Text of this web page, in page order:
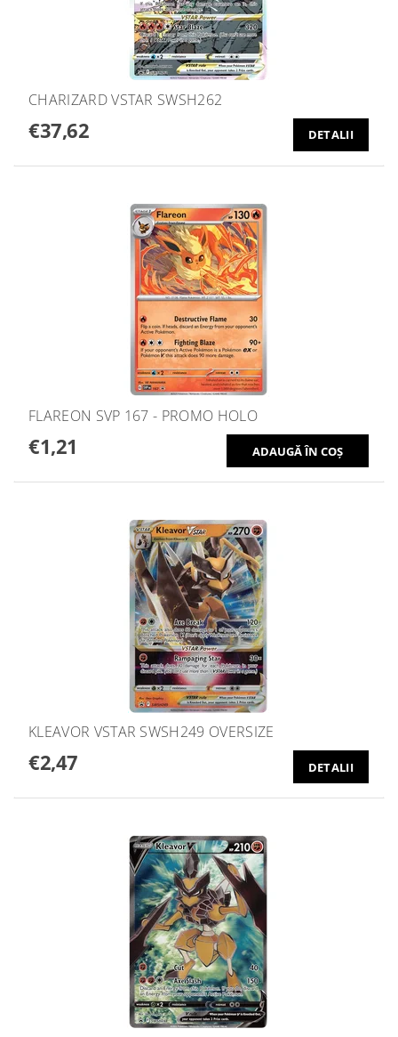
CHARIZARD VSTAR SWSH262
€37,62 DETALII
FLAREON SVP 167 - PROMO HOLO
€1,21
KLEAVOR VSTAR SWSH249 OVERSIZE
€2,47 DETALII